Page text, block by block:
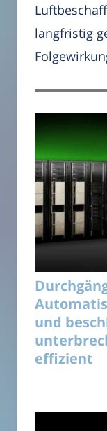
langfristig
und
effizient